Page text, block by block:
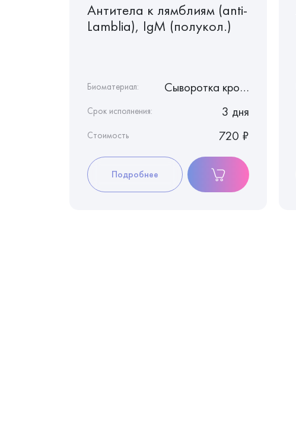
Антитела к лямблиям (anti-
Lamblia), IgМ (полукол.)
Биоматериал: Сыворотка крови
Срок исполнения: 3 дня
Стоимость 720 ₽
Подробнее